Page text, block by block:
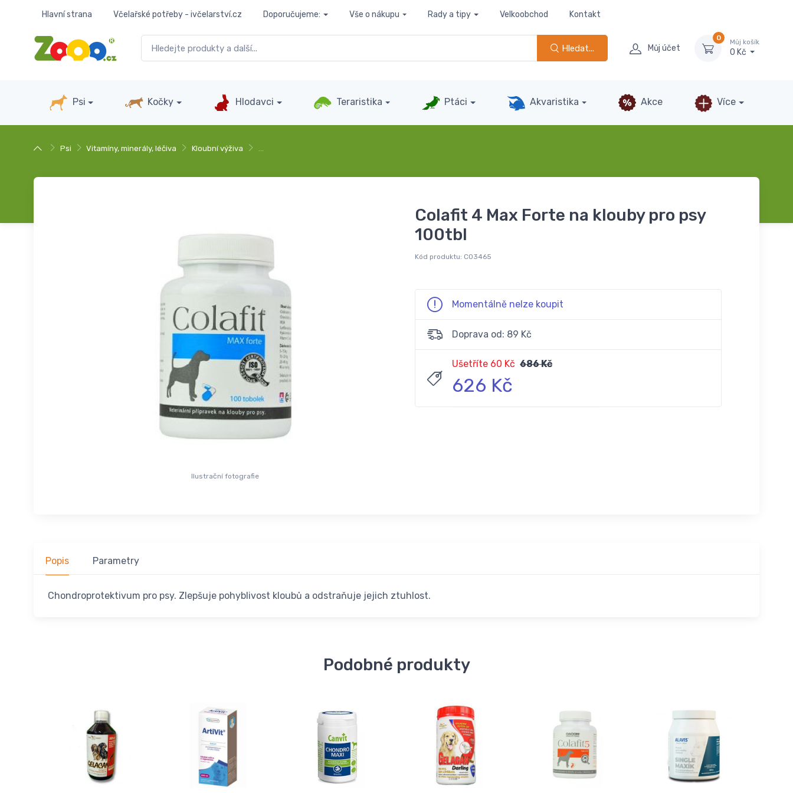
Hlavní strana Včelařské potřeby - ivčelarství.cz Doporučujeme: Vše o nákupu Rady a tipy Velkoobchod Kontakt
Hledat... Můj účet
0
Můj košík
0 Kč
Psi Kočky Hlodavci Teraristika Ptáci Akvaristika Akce Více
Psi Vitamíny, minerály, léčiva Kloubní výživa …
Ilustrační fotografie
Colafit 4 Max Forte na klouby pro psy
100tbl
Kód produktu: C03465
Momentálně nelze koupit
Doprava od: 89 Kč
Ušetříte 60 Kč 686 Kč
626 Kč
Popis Parametry
Chondroprotektivum pro psy. Zlepšuje pohyblivost kloubů a odstraňuje jejich ztuhlost.
Podobné produkty